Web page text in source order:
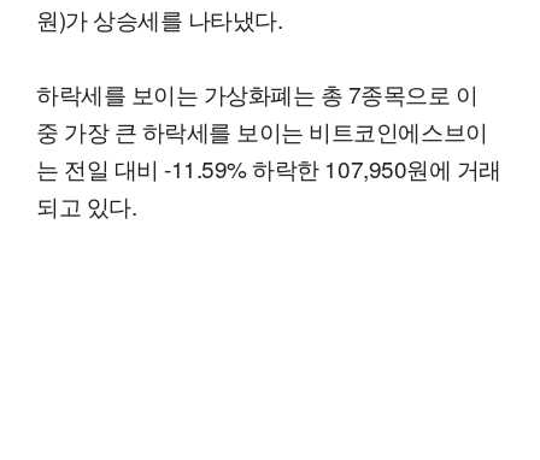
원)가 상승세를 나타냈다.
하락세를 보이는 가상화폐는 총 7종목으로 이
중 가장 큰 하락세를 보이는 비트코인에스브이
는 전일 대비 -11.59% 하락한 107,950원에 거래
되고 있다.